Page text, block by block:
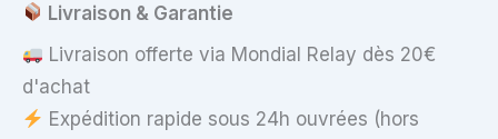
Livraison & Garantie
Livraison offerte via Mondial Relay dès 20€
d'achat
Expédition rapide sous 24h ouvrées (hors